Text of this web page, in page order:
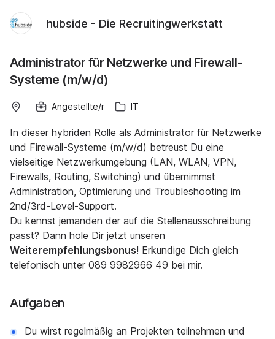
hubside - Die Recruitingwerkstatt
Administrator für Netzwerke und Firewall-
Systeme (m/w/d)
Angestellte/r IT
In dieser hybriden Rolle als Administrator für Netzwerke
und Firewall-Systeme (m/w/d) betreust Du eine
vielseitige Netzwerkumgebung (LAN, WLAN, VPN,
Firewalls, Routing, Switching) und übernimmst
Administration, Optimierung und Troubleshooting im
2nd/3rd-Level-Support.
Du kennst jemanden der auf die Stellenausschreibung
passt? Dann hole Dir jetzt unseren
Weiterempfehlungsbonus! Erkundige Dich gleich
telefonisch unter 089 9982966 49 bei mir.
Aufgaben
Du wirst regelmäßig an Projekten teilnehmen und